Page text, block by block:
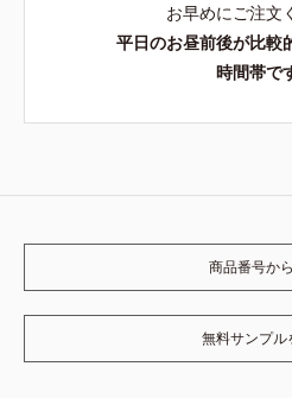
お早めにご注文
平日のお昼前後が比較
時間帯で
商品番号か
無料サンプル